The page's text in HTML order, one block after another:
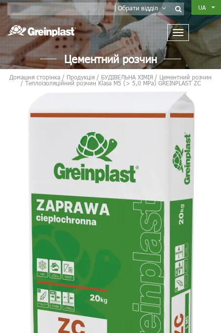
Обрати відділ UA
Цементний розчин
Домашня сторінка / Продукція / БУДІВЕЛЬНА ХІМІЯ / Цементний розчин
/ Теплоізоляційний розчин Klasa M5 (> 5,0 MPa) GREINPLAST ZC